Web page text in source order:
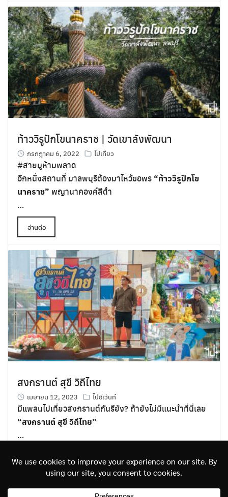
ท้าววิรูปักโขนาคราช | วัดเขาลังพัฒนา
กรกฎาคม 6, 2022 ไปเที่ยว
#สายมูห้ามพลาด
อีกหนึ่งสถานที่ มาลพบุรีต้องมาไหว้ขอพร “ท้าววิรูปักโข
นาคราช” พญานาคองค์สีดำ
…
อ่านต่อ
สงกรานต์ สุขี วิถีไทย
เมษายน 12, 2023 ไปอีเว้นท์
มีแพลนไปเที่ยวสงกรานต์กันรึยัง? ถ้ายังไม่มีแนะนำที่นี่เลย
“สงกรานต์ สุขี วิถีไทย”
…